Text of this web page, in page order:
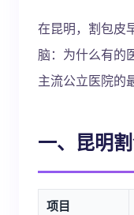
在昆明，割包皮
脑：为什么有的
主流公立医院的
一、昆明
项目